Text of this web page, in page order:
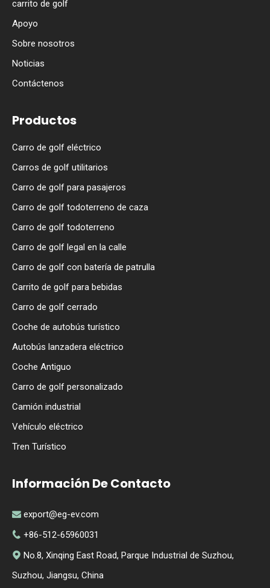
carrito de golf
Apoyo
Sobre nosotros
Noticias
Contáctenos
Productos
Carro de golf eléctrico
Carros de golf utilitarios
Carro de golf para pasajeros
Carro de golf todoterreno de caza
Carro de golf todoterreno
Carro de golf legal en la calle
Carro de golf con batería de patrulla
Carrito de golf para bebidas
Carro de golf cerrado
Coche de autobús turístico
Autobús lanzadera eléctrico
Coche Antiguo
Carro de golf personalizado
Camión industrial
Vehículo eléctrico
Tren Turístico
Información De Contacto
 export@eg-ev.com
 +86-512-65960031
 No.8, Xinqing East Road, Parque Industrial de Suzhou,
Suzhou, Jiangsu, China